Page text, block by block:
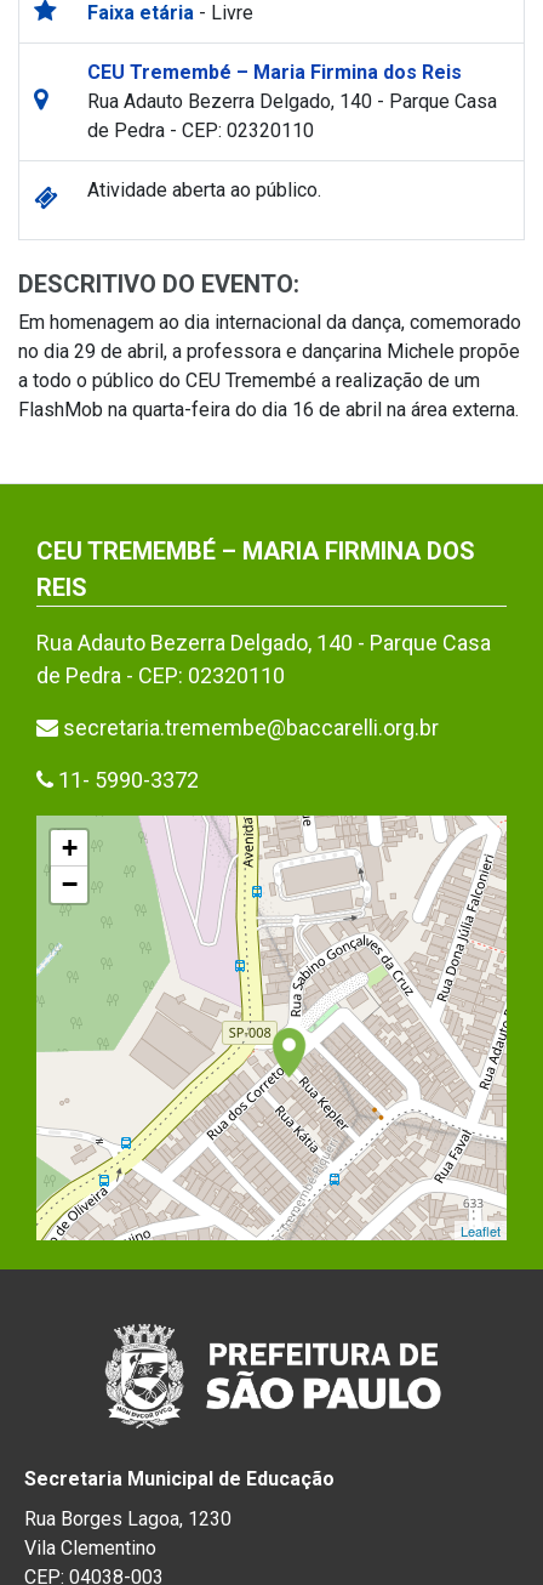
Faixa etária - Livre
CEU Tremembé – Maria Firmina dos Reis
Rua Adauto Bezerra Delgado, 140 - Parque Casa
de Pedra - CEP: 02320110
Atividade aberta ao público.
DESCRITIVO DO EVENTO:
Em homenagem ao dia internacional da dança, comemorado
no dia 29 de abril, a professora e dançarina Michele propõe
a todo o público do CEU Tremembé a realização de um
FlashMob na quarta-feira do dia 16 de abril na área externa.
CEU TREMEMBÉ – MARIA FIRMINA DOS
REIS
Rua Adauto Bezerra Delgado, 140 - Parque Casa
de Pedra - CEP: 02320110
secretaria.tremembe@baccarelli.org.br
11- 5990-3372
+
−
Leaflet
Secretaria Municipal de Educação
Rua Borges Lagoa, 1230
Vila Clementino
CEP: 04038-003